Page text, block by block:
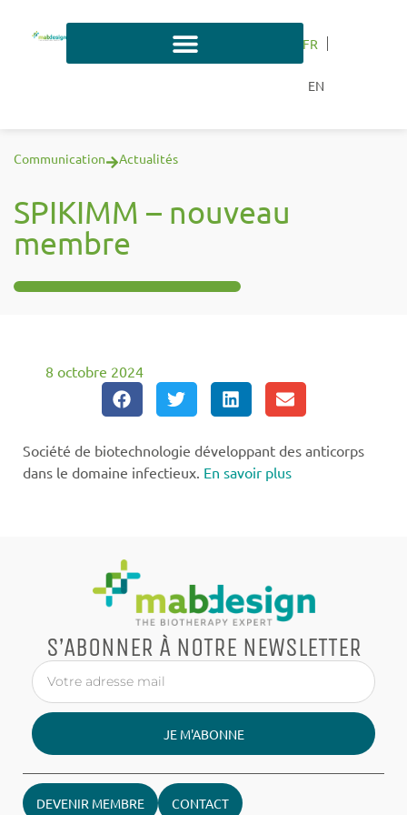
FR
EN
Communication Actualités
SPIKIMM – nouveau
membre
8 octobre 2024
Société de biotechnologie développant des anticorps
dans le domaine infectieux. En savoir plus
S’ABONNER À NOTRE NEWSLETTER
JE M'ABONNE
DEVENIR MEMBRE CONTACT